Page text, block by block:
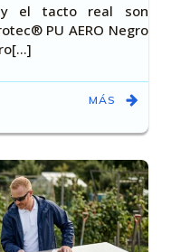
y el tacto real son
PU AERO Negro
MÁS